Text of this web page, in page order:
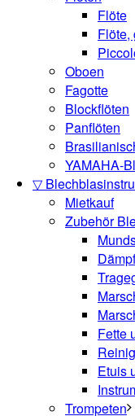
Flöte
Flöte,
Oboen
Fagotte
Blockflöten
Panflöten
YAMAHA-
▽
Mietkauf
Zubehör
Fette
Etuis
Trompeten